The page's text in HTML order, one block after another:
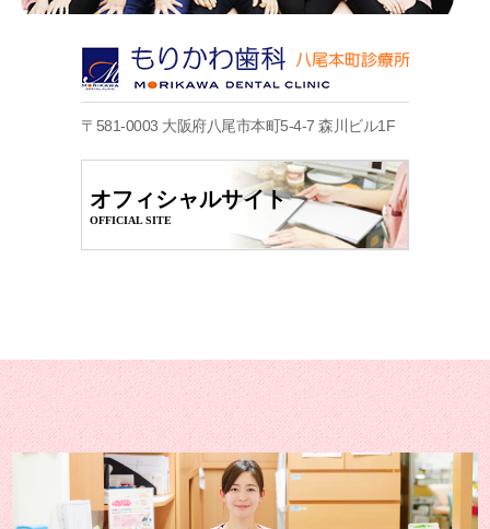
〒581-0003 大阪府八尾市本町5-4-7 森川ビル1F
オフィシャルサイト
OFFICIAL SITE